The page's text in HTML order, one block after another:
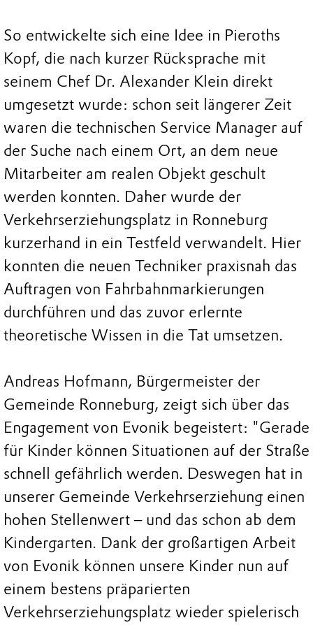
So entwickelte sich eine Idee in Pieroths
Kopf, die nach kurzer Rücksprache mit
seinem Chef Dr. Alexander Klein direkt
umgesetzt wurde: schon seit längerer Zeit
waren die technischen Service Manager auf
der Suche nach einem Ort, an dem neue
Mitarbeiter am realen Objekt geschult
werden konnten. Daher wurde der
Verkehrserziehungsplatz in Ronneburg
kurzerhand in ein Testfeld verwandelt. Hier
konnten die neuen Techniker praxisnah das
Auftragen von Fahrbahnmarkierungen
durchführen und das zuvor erlernte
theoretische Wissen in die Tat umsetzen.
Andreas Hofmann, Bürgermeister der
Gemeinde Ronneburg, zeigt sich über das
Engagement von Evonik begeistert: "Gerade
für Kinder können Situationen auf der Straße
schnell gefährlich werden. Deswegen hat in
unserer Gemeinde Verkehrserziehung einen
hohen Stellenwert – und das schon ab dem
Kindergarten. Dank der großartigen Arbeit
von Evonik können unsere Kinder nun auf
einem bestens präparierten
Verkehrserziehungsplatz wieder spielerisch